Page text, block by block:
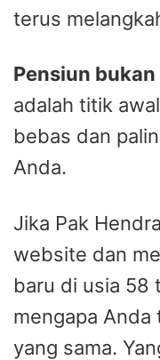
terus
Pensiun
adalah titik
bebas dan
Anda.
Jika Pak
website dan
baru di usia 58
mengapa Anda
yang sama.